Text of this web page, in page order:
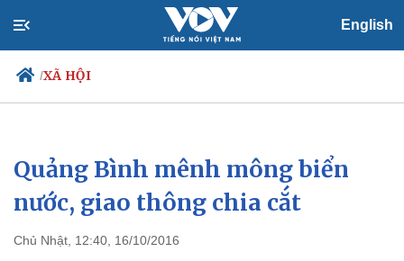
English
/XÃ HỘI
Chính trị
Đảng
Tổ chức nhân sự
Nhận diện sự thật
Xã hội
Tin 24h
Dự báo thời tiết
Quảng Bình mênh mông biển
nước, giao thông chia cắt
Chủ Nhật, 12:40, 16/10/2016